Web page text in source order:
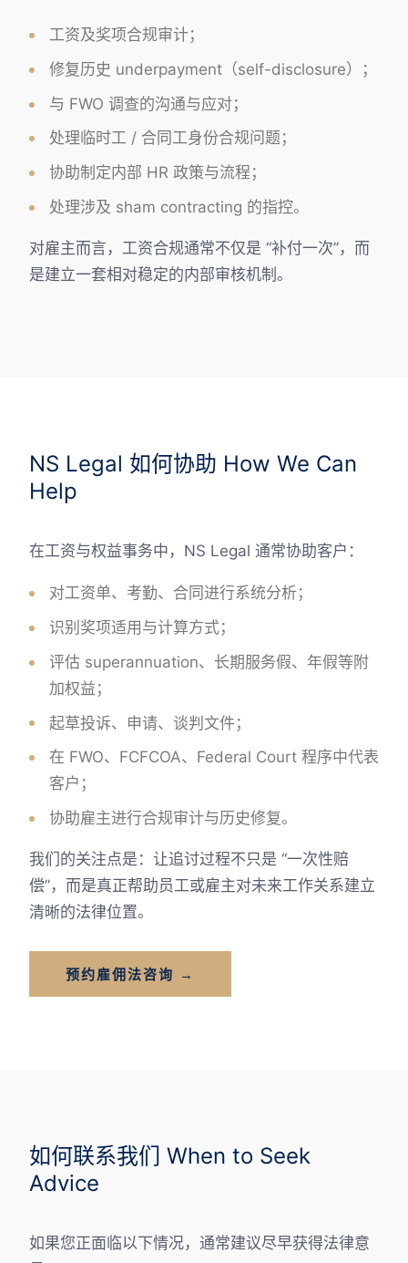
工资及奖项合规审计；
修复历史 underpayment（self-disclosure）；
与 FWO 调查的沟通与应对；
处理临时工 / 合同工身份合规问题；
协助制定内部 HR 政策与流程；
处理涉及 sham contracting 的指控。
对雇主而言，工资合规通常不仅是 “补付一次”，而
是建立一套相对稳定的内部审核机制。
NS Legal 如何协助 How We Can
Help
在工资与权益事务中，NS Legal 通常协助客户：
对工资单、考勤、合同进行系统分析；
识别奖项适用与计算方式；
评估 superannuation、长期服务假、年假等附
加权益；
起草投诉、申请、谈判文件；
在 FWO、FCFCOA、Federal Court 程序中代表
客户；
协助雇主进行合规审计与历史修复。
我们的关注点是：让追讨过程不只是 “一次性赔
偿”，而是真正帮助员工或雇主对未来工作关系建立
清晰的法律位置。
预约雇佣法咨询 →
如何联系我们 When to Seek
Advice
如果您正面临以下情况，通常建议尽早获得法律意